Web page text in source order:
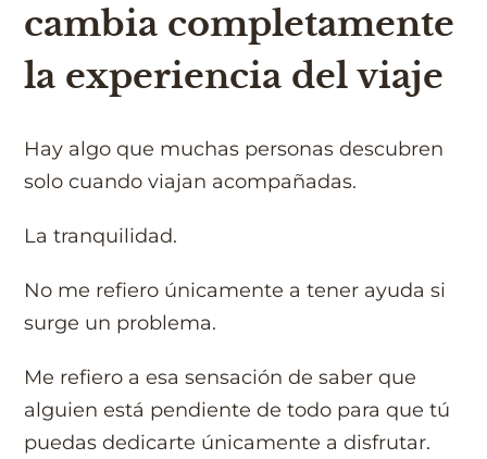
cambia completamente
la experiencia del viaje
Hay algo que muchas personas descubren
solo cuando viajan acompañadas.
La tranquilidad.
No me refiero únicamente a tener ayuda si
surge un problema.
Me refiero a esa sensación de saber que
alguien está pendiente de todo para que tú
puedas dedicarte únicamente a disfrutar.